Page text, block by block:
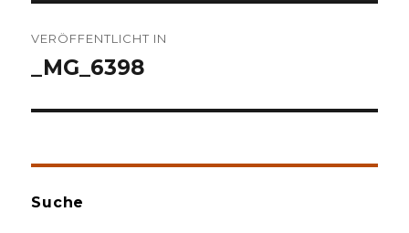
VERÖFFENTLICHT IN
_MG_6398
Suche